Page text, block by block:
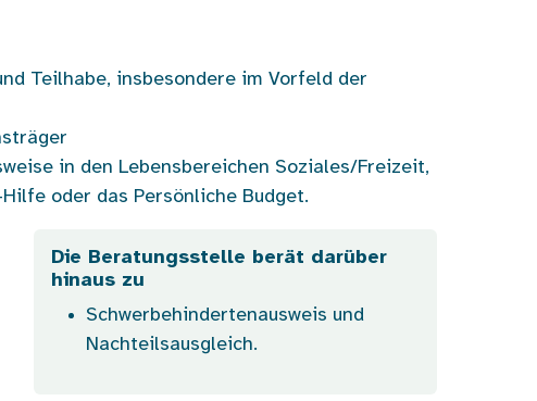
Teilhabe, insbesondere im Vorfeld der
in den Lebensbereichen Soziales/Freizeit,
oder das Persönliche Budget.
Die Beratungsstelle berät darüber
hinaus zu
Schwerbehindertenausweis und
Nachteilsausgleich.